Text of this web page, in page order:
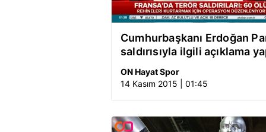
Cumhurbaşkanı Erdoğan
saldırısıyla ilgili açıklama
ON Hayat Spor
14 Kasım 2015 | 01:45